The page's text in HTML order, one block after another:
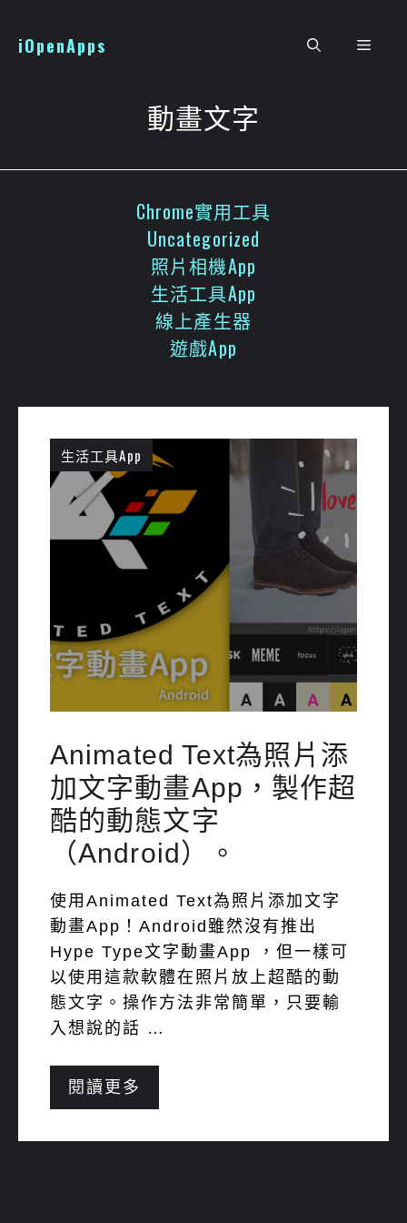
iOpenApps 選
動畫文字
Chrome實用工具
Uncategorized
照片相機App
生活工具App
線上產生器
遊戲App
生活工具App
Animated Text為照片添
加文字動畫App，製作超
酷的動態文字
（Android）。
使用Animated Text為照片添加文字
動畫App！Android雖然沒有推出
Hype Type文字動畫App ，但一樣可
以使用這款軟體在照片放上超酷的動
態文字。操作方法非常簡單，只要輸
入想說的話 …
閱讀更多